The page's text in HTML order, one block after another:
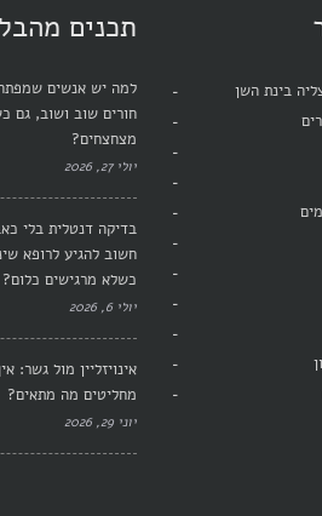
תכנים
למה יש אנשים
חורים שוב ושוב, גם
מצחצחים?
יולי 27, 2026
בדיקה דנטלית בלי
חשוב להגיע לרופא
כשלא מרגישים כלום?
יולי 6, 2026
אינויזליין מול גשר:
מחליטים מה מתאים?
יוני 29, 2026
בינת השן